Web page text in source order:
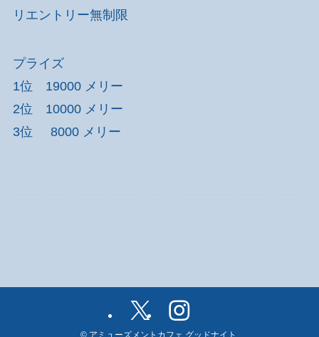
リエントリー無制限
プライズ
1位 19000 メリー
2位 10000 メリー
3位 8000 メリー
© アミューズメントカフェ グッドナイト.